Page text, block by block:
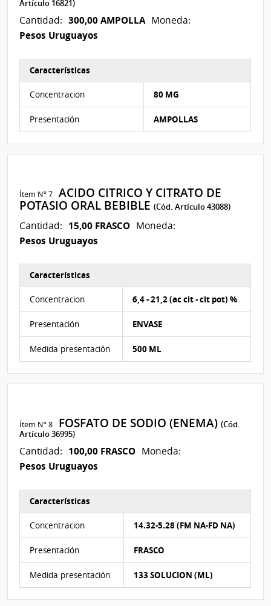
Artículo 16821)
Cantidad: 300,00 AMPOLLA Moneda:
Pesos Uruguayos
Características
Concentracion 80 MG
Presentación AMPOLLAS
Ítem Nº 7 ACIDO CITRICO Y CITRATO DE
POTASIO ORAL BEBIBLE(Cód. Artículo 43088)
Cantidad: 15,00 FRASCO Moneda:
Pesos Uruguayos
Características
Concentracion 6,4 - 21,2 (ac cit - cit pot) %
Presentación ENVASE
Medida presentación 500 ML
Ítem Nº 8 FOSFATO DE SODIO (ENEMA)(Cód.
Artículo 36995)
Cantidad: 100,00 FRASCO Moneda:
Pesos Uruguayos
Características
Concentracion 14.32-5.28 (FM NA-FD NA)
Presentación FRASCO
Medida presentación 133 SOLUCION (ML)